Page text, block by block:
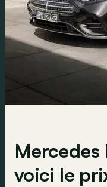
Mercedes
voici le